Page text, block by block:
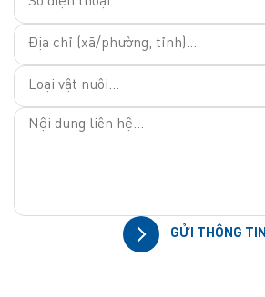
GỬI THÔNG TIN